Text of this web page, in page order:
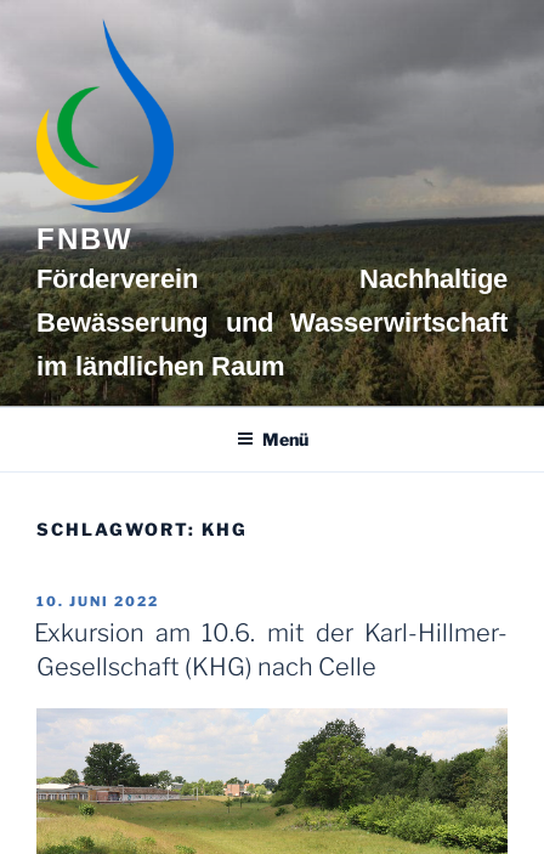
FNBW
Förderverein Nachhaltige
Bewässerung und Wasserwirtschaft
im ländlichen Raum
Menü
SCHLAGWORT: KHG
VERÖFFENTLICHT
AM
10. JUNI 2022
Exkursion am 10.6. mit der Karl-Hillmer-
Gesellschaft (KHG) nach Celle